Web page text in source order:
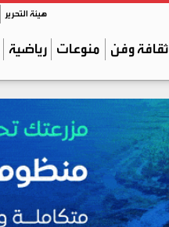
هيئة التحرير
ثقافة وفن منوعات رياضية